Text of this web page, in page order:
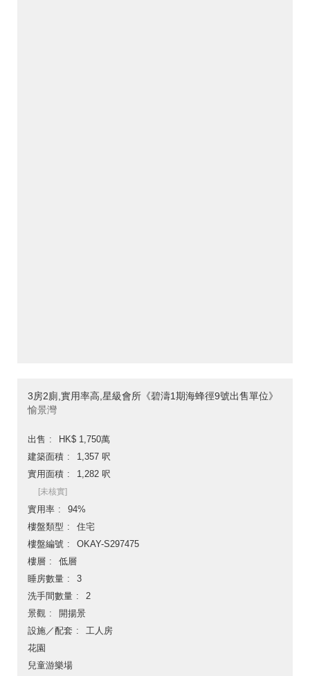
3房2廁,實用率高,星級會所《碧濤1期海蜂徑9號出售單位》
愉景灣
出售
HK$ 1,750萬
建築面積
1,357 呎
實用面積
1,282 呎
[未核實]
實用率
94%
樓盤類型
住宅
樓盤編號
OKAY-S297475
樓層
低層
睡房數量
3
洗手間數量
2
景觀
開揚景
設施／配套
工人房
花園
兒童游樂場